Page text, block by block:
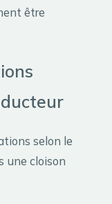
être
selon le
une cloison